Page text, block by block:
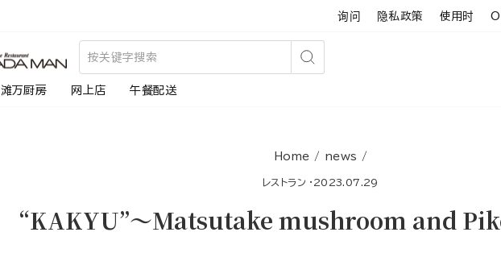
询问 隐私政策 使用时
搜
滩万厨房 网上店 午餐配送
Home / news /
レストラン · 2023.07.29
“KAKYU”～Matsutake mushroom and